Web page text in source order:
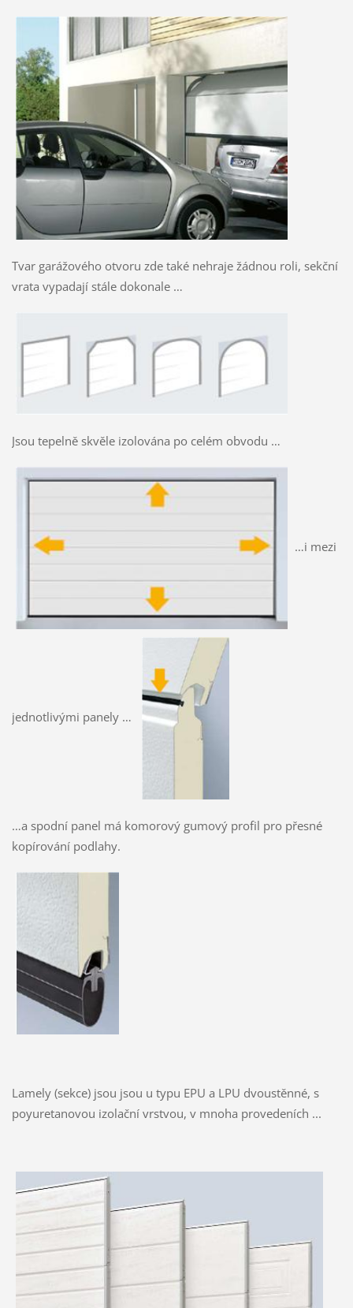
Tvar garážového otvoru zde také nehraje žádnou roli, sekční
vrata vypadají stále dokonale …
Jsou tepelně skvěle izolována po celém obvodu …
…i mezi
jednotlivými panely …
…a spodní panel má komorový gumový profil pro přesné
kopírování podlahy.
Lamely (sekce) jsou jsou u typu EPU a LPU dvoustěnné, s
poyuretanovou izolační vrstvou, v mnoha provedeních ...